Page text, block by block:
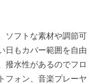
ソフトな素材や調節可
日もカバー範囲を自由
撥水性があるのでフロ
フォン、音楽プレーヤ